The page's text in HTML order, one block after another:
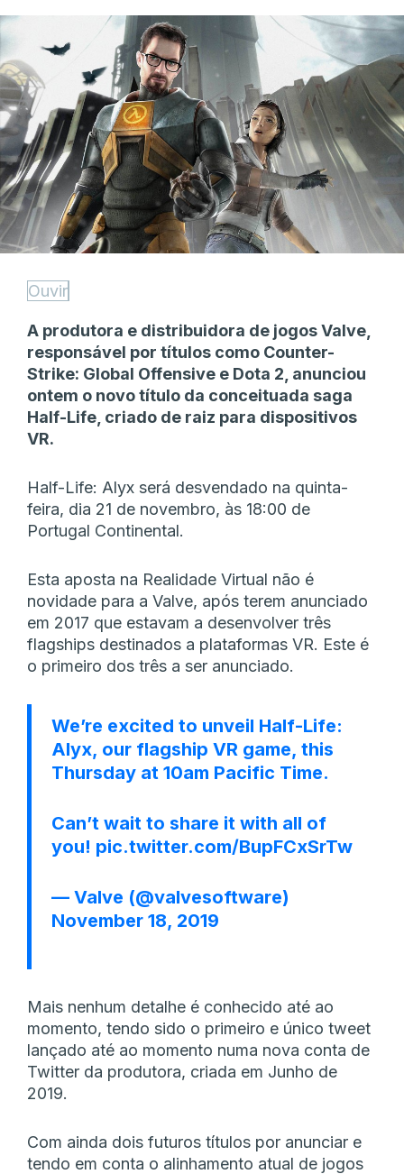
Ouvir
A produtora e distribuidora de jogos Valve,
responsável por títulos como Counter-
Strike: Global Offensive e Dota 2, anunciou
ontem o novo título da conceituada saga
Half-Life, criado de raiz para dispositivos
VR.
Half-Life: Alyx será desvendado na quinta-
feira, dia 21 de novembro, às 18:00 de
Portugal Continental.
Esta aposta na Realidade Virtual não é
novidade para a Valve, após terem anunciado
em 2017 que estavam a desenvolver três
flagships destinados a plataformas VR. Este é
o primeiro dos três a ser anunciado.
We’re excited to unveil Half-Life:
Alyx, our flagship VR game, this
Thursday at 10am Pacific Time.
Can’t wait to share it with all of
you! pic.twitter.com/BupFCxSrTw
— Valve (@valvesoftware)
November 18, 2019
Mais nenhum detalhe é conhecido até ao
momento, tendo sido o primeiro e único tweet
lançado até ao momento numa nova conta de
Twitter da produtora, criada em Junho de
2019.
Com ainda dois futuros títulos por anunciar e
tendo em conta o alinhamento atual de jogos